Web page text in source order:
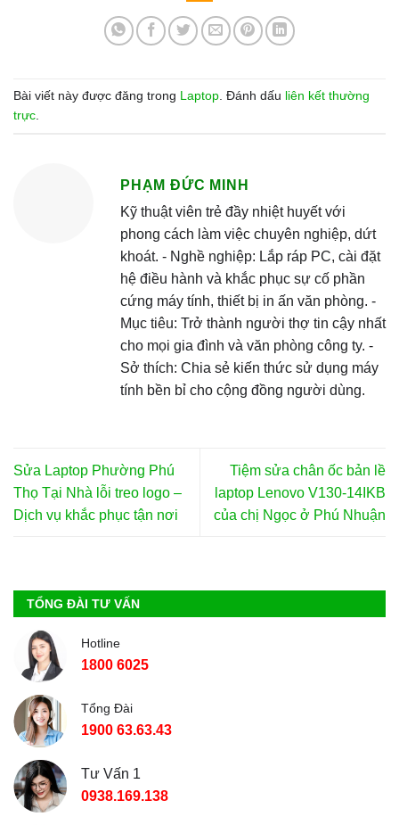
Bài viết này được đăng trong Laptop . Đánh dấu liên kết thường
trực
PHẠM ĐỨC MINH
Kỹ thuật viên trẻ đầy nhiệt huyết với
phong cách làm việc chuyên nghiệp, dứt
khoát. - Nghề nghiệp: Lắp ráp PC, cài đặt
hệ điều hành và khắc phục sự cố phần
cứng máy tính, thiết bị in ấn văn phòng. -
Mục tiêu: Trở thành người thợ tin cậy nhất
cho mọi gia đình và văn phòng công ty. -
Sở thích: Chia sẻ kiến thức sử dụng máy
tính bền bỉ cho cộng đồng người dùng.
Sửa Laptop Phường Phú
Thọ Tại Nhà lỗi treo logo –
Dịch vụ khắc phục tận nơi
Tiệm sửa chân ốc bản lề
laptop Lenovo V130-14IKB
của chị Ngọc ở Phú Nhuận
TỔNG ĐÀI TƯ VẤN
Hotline
1800 6025
Tổng Đài
1900 63.63.43
Tư Vấn 1
0938.169.138